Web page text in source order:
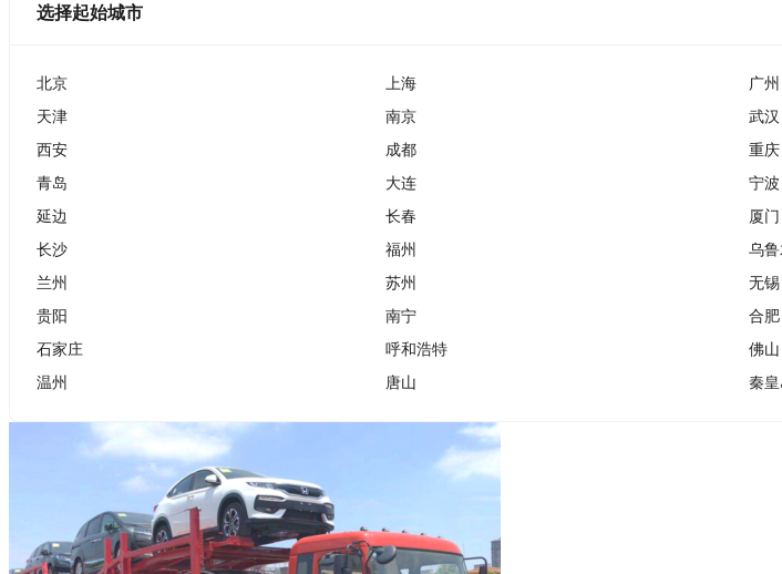
选择起始城市
北京 上海 广州
天津
南京 武汉
西安
成都 重庆
青岛
大连 宁波
延边
长春 厦门
长沙
福州 乌
兰州
苏州 无锡
贵阳
南宁 合肥
石家庄
呼和浩特 佛山
温州
唐山 秦